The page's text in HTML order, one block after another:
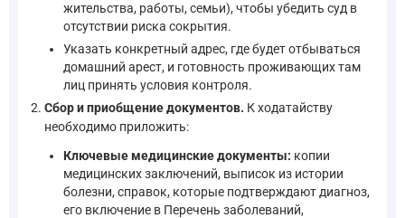
жительства, работы, семьи), чтобы убедить суд в
отсутствии риска сокрытия.
Указать конкретный адрес, где будет отбываться
домашний арест, и готовность проживающих там
лиц принять условия контроля.
Сбор и приобщение документов. К ходатайству
необходимо приложить:
Ключевые медицинские документы: копии
медицинских заключений, выписок из истории
болезни, справок, которые подтверждают диагноз,
его включение в Перечень заболеваний,